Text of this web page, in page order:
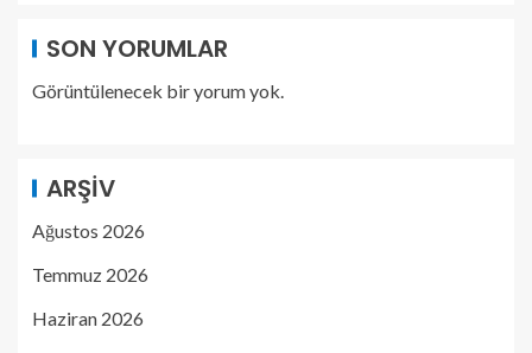
SON YORUMLAR
Görüntülenecek bir yorum yok.
ARŞIV
Ağustos 2026
Temmuz 2026
Haziran 2026